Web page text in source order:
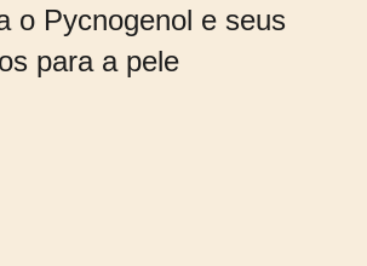
o Pycnogenol e seus
para a pele